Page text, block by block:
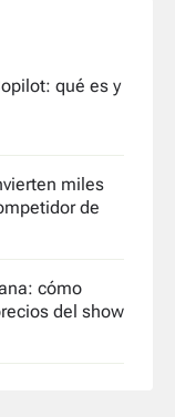
qué es y
miles
de
cómo
del show